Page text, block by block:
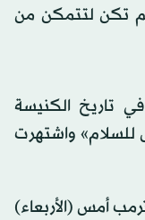
لم تكن لتتمكن من
في تاريخ الكنيسة
للسلام» واشتهرت
أمس (الأربعاء)